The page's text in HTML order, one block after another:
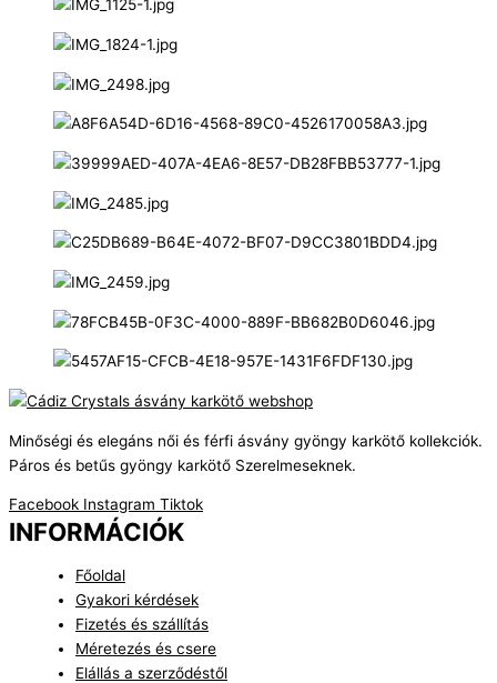
Minőségi és elegáns női és férfi ásvány gyöngy karkötő kollekciók.
Páros és betűs gyöngy karkötő Szerelmeseknek.
Facebook Instagram Tiktok
INFORMÁCIÓK
Főoldal
Gyakori kérdések
Fizetés és szállítás
Méretezés és csere
Elállás a szerződéstől